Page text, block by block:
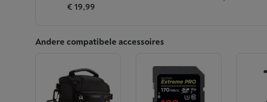
€ 19,99
Andere compatibele accessoires